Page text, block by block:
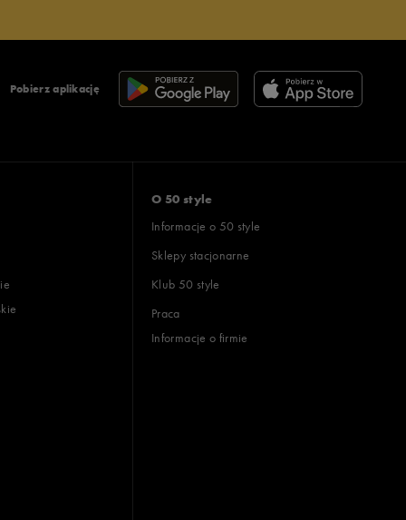
Pobierz aplikację
O 50 style
Informacje o 50 style
Sklepy stacjonarne
Klub 50 style
Praca
Informacje o firmie